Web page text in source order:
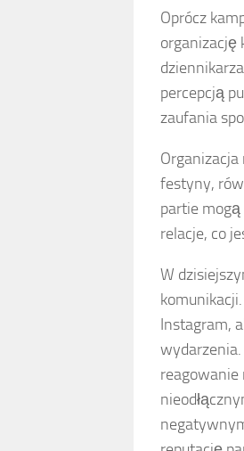
Oprócz
organizację
percepcją
zaufania
festyny,
partie
relacje, co
W
Instagram,
reagowanie